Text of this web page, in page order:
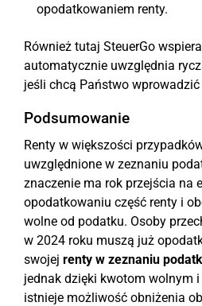
opodatkowaniem renty.
Również tutaj SteuerGo
automatycznie uwzględnia
jeśli chcą Państwo
Podsumowanie
Renty w większości
uwzględnione w zeznaniu
znaczenie ma rok przejścia na
opodatkowaniu część renty i
wolne od podatku. Osoby
w 2024 roku muszą już
swojej renty w zeznaniu
jednak dzięki kwotom wolnym
istnieje możliwość obniżenia